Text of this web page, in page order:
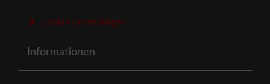
Cookie Einstellungen
Informationen